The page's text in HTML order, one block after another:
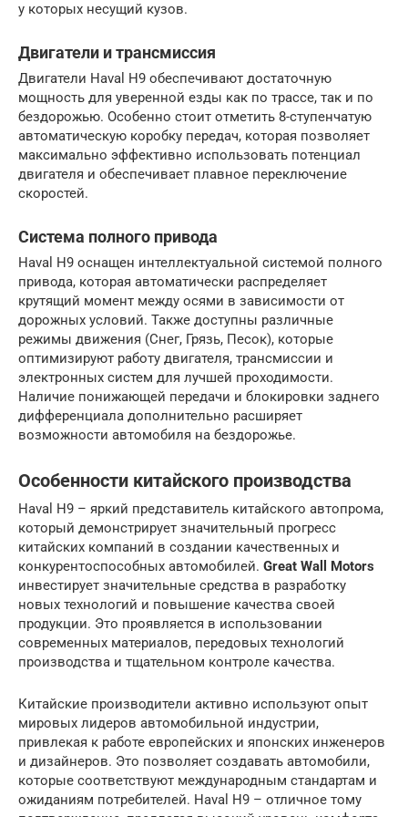
у которых несущий кузов.
Двигатели и трансмиссия
Двигатели Haval H9 обеспечивают достаточную
мощность для уверенной езды как по трассе, так и по
бездорожью. Особенно стоит отметить 8-ступенчатую
автоматическую коробку передач, которая позволяет
максимально эффективно использовать потенциал
двигателя и обеспечивает плавное переключение
скоростей.
Система полного привода
Haval H9 оснащен интеллектуальной системой полного
привода, которая автоматически распределяет
крутящий момент между осями в зависимости от
дорожных условий. Также доступны различные
режимы движения (Снег, Грязь, Песок), которые
оптимизируют работу двигателя, трансмиссии и
электронных систем для лучшей проходимости.
Наличие понижающей передачи и блокировки заднего
дифференциала дополнительно расширяет
возможности автомобиля на бездорожье.
Особенности китайского производства
Haval H9 – яркий представитель китайского автопрома,
который демонстрирует значительный прогресс
китайских компаний в создании качественных и
конкурентоспособных автомобилей. Great Wall Motors
инвестирует значительные средства в разработку
новых технологий и повышение качества своей
продукции. Это проявляется в использовании
современных материалов, передовых технологий
производства и тщательном контроле качества.
Китайские производители активно используют опыт
мировых лидеров автомобильной индустрии,
привлекая к работе европейских и японских инженеров
и дизайнеров. Это позволяет создавать автомобили,
которые соответствуют международным стандартам и
ожиданиям потребителей. Haval H9 – отличное тому